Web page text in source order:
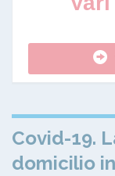
Covid-19.
domicilio